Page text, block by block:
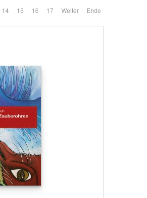
14 15 16 17 Weiter Ende